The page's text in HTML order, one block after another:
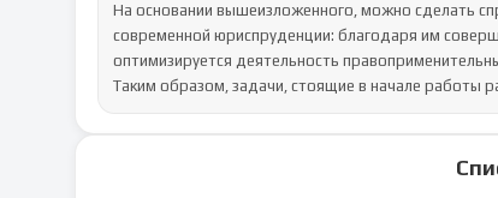
На основании вышеизложенного, можно сделать
современной юриспруденции: благодаря им
оптимизируется деятельность
Таким образом, задачи, стоящие в начале работы